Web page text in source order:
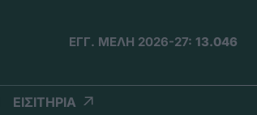
ΕΓΓ. ΜΕΛΗ 2026-27: 13.046
ΕΙΣΙΤΗΡΙΑ